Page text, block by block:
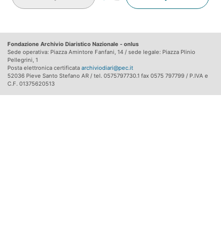
Fondazione Archivio Diaristico Nazionale - onlus
Sede operativa: Piazza Amintore Fanfani, 14 / sede legale: Piazza Plinio
Pellegrini, 1
Posta elettronica certificata archiviodiari@pec.it
52036 Pieve Santo Stefano AR / tel. 0575797730.1 fax 0575 797799 / P.IVA e
C.F. 01375620513